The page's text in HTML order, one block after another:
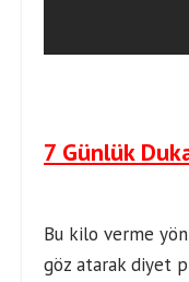
7 Günlük
Bu kilo verme
göz atarak diyet